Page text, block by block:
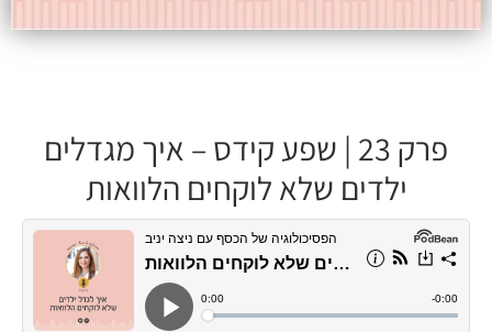
פרק 23 | שפע קידס – איך מגדלים
ילדים שלא לוקחים הלוואות